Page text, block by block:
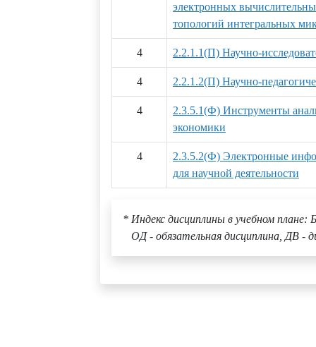
электронных
топологий интегральных
4 2.2.1.1(П) Научно-
4 2.2.1.2(П) Научно-
4
2.3.5.1(Ф) Инструменты
экономики
4
2.3.5.2(Ф) Электронные
для научной деятельности
* Индекс дисциплины в учебном плане:
ОД - обязательная дисциплина, ДВ -